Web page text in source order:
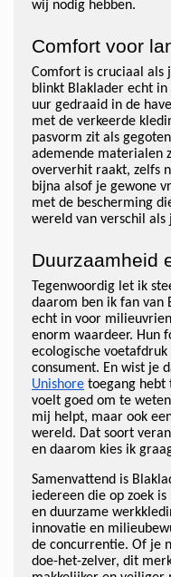
wij nodig hebben.
Comfort voor
Comfort is cruciaal als
blinkt Blaklader echt
uur gedraaid in de
met de verkeerde
pasvorm zit als
ademende materialen
oververhit raakt, zelfs
bijna alsof je gewone
met de bescherming
wereld van verschil als
Duurzaamheid
Tegenwoordig let ik
daarom ben ik fan van
echt in voor
enorm waardeer. Hun
ecologische
consument. En wist je
Unishore toegang hebt
voelt goed om te
mij helpt, maar ook
wereld. Dat soort
en daarom kies ik
Samenvattend is
iedereen die op zoek
en duurzame
innovatie en
de concurrentie. Of je
doe-het-zelver, dit